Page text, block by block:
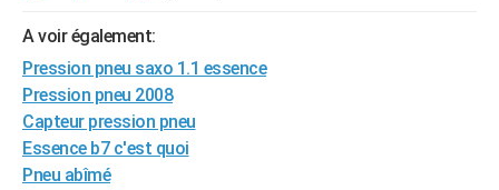
SANTE
Alimentation
Guide de la santé
Maladies
Médicaments
Sommeil
VOYAGE
Destinations
City break
Voyage nature
Voyage de noces
Forum
Climat
+PHOTO
GUIDES D'ACHAT
A voir également:
Pression pneu saxo 1.1 essence
Pression pneu 2008
Capteur pression pneu
Essence b7 c'est quoi
Pneu abîmé